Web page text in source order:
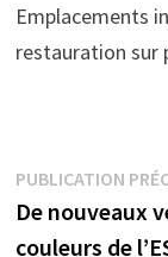
Emplacements
restauration sur
de
PUBLICATION
De nouveaux
couleurs de